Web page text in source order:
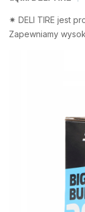
✴ DELI TIRE jest
Zapewniamy